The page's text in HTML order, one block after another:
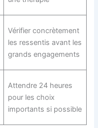
Vérifier concrètement
les ressentis avant les
grands engagements
Attendre 24 heures
pour les choix
importants si possible